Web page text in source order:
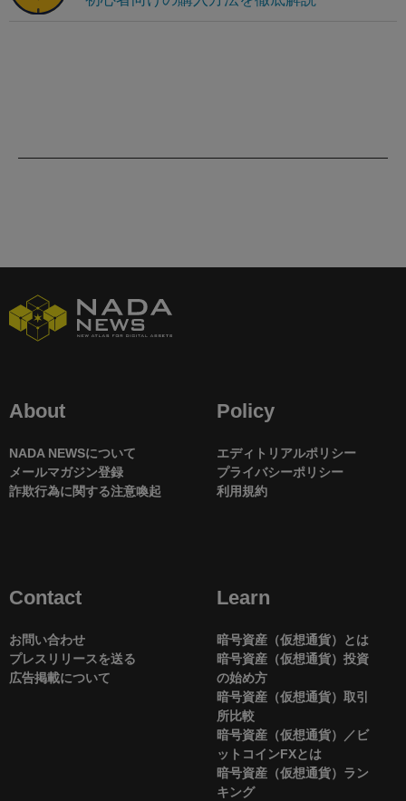
About
NADA NEWSについて
メールマガジン登録
詐欺行為に関する注意喚起
Policy
エディトリアルポリシー
プライバシーポリシー
利用規約
Contact
お問い合わせ
プレスリリースを送る
広告掲載について
Learn
暗号資産（仮想通貨）とは
暗号資産（仮想通貨）投資
の始め方
暗号資産（仮想通貨）取引
所比較
暗号資産（仮想通貨）／ビ
ットコインFXとは
暗号資産（仮想通貨）ラン
キング